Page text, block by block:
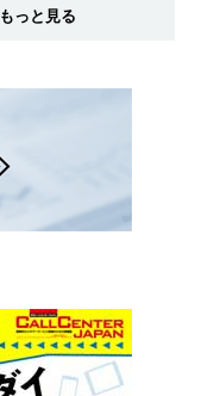
っと見る